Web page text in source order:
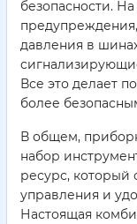
безопасности.
давления в
Все это делает
более
В общем,
набор
ресурс, который
управления и
Настоящая